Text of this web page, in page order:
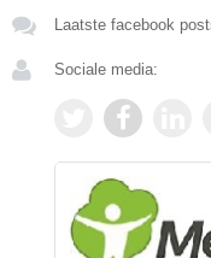
Laatste facebook
Sociale media: